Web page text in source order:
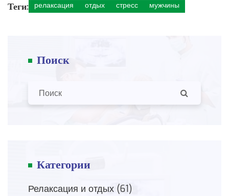
Теги: релаксация отдых стресс мужчины
Поиск
Категории
Релаксация и отдых (61)